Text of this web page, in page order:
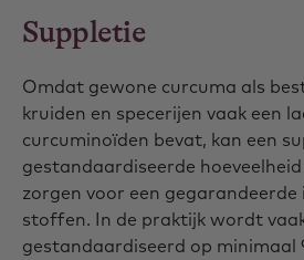
Suppletie
Omdat gewone curcuma als
kruiden en specerijen vaak een
curcuminoïden bevat, kan een
gestandaardiseerde
zorgen voor een gegarandeerde
stoffen. In de praktijk wordt
gestandaardiseerd op minimaal